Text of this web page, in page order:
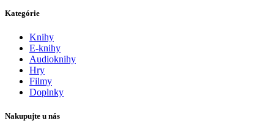
Kategórie
Knihy
E-knihy
Audioknihy
Hry
Filmy
Doplnky
Nakupujte u nás